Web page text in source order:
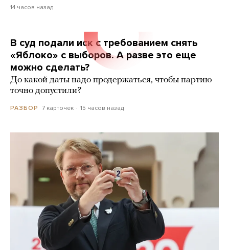
14 часов назад
В суд подали иск с требованием снять
«Яблоко» с выборов. А разве это еще
можно сделать?
До какой даты надо продержаться, чтобы партию
точно допустили?
РАЗБОР 7 карточек 15 часов назад